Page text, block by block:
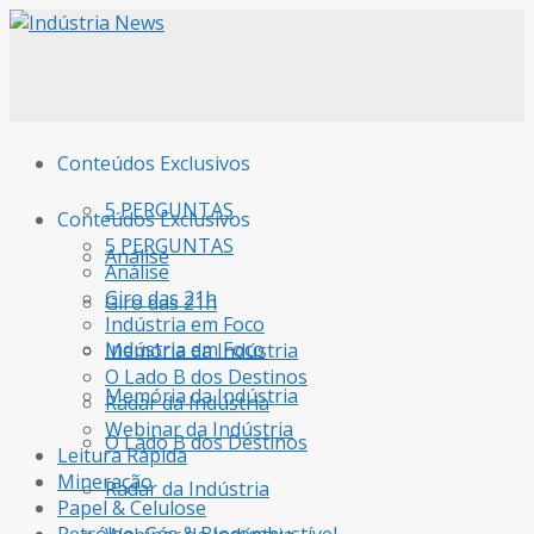
Conteúdos Exclusivos
5 PERGUNTAS
Análise
Giro das 21h
Indústria em Foco
Memória da Indústria
O Lado B dos Destinos
Radar da Indústria
Conteúdos Exclusivos
5 PERGUNTAS
Análise
Giro das 21h
Indústria em Foco
Memória da Indústria
O Lado B dos Destinos
Radar da Indústria
Webinar da Indústria
Leitura Rápida
Mineração
Papel & Celulose